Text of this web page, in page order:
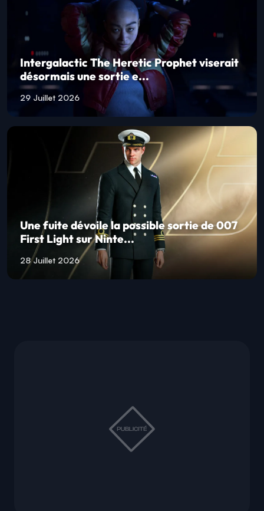
Intergalactic The Heretic Prophet viserait
désormais une sortie e...
29 Juillet 2026
Une fuite dévoile la possible sortie de 007
First Light sur Ninte...
28 Juillet 2026